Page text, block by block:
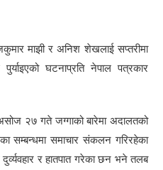
माझी र अनिश शेखलाई सप्तरीमा
घटनाप्रति नेपाल पत्रकार
२७ गते जग्गाको बारेमा अदालतको
सम्बन्धमा समाचार संकलन गरिरहेका
र हातपात गरेका छन भने तलब